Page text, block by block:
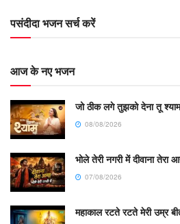
पसंदीदा भजन सर्च करें
आज के नए भजन
जो ठीक लगे तुझको देना तू
08/08/2026
भोले तेरी नगरी में दीवाना तेरा
07/08/2026
महाकाल रटते रटते मेरी उम्र